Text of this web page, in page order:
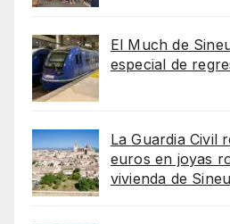
El Much de
especial de
La Guardia Civil
euros en joyas
vivienda de Sineu